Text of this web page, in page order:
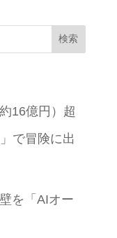
検索
16億円）超
で冒険に出
を「AIオー